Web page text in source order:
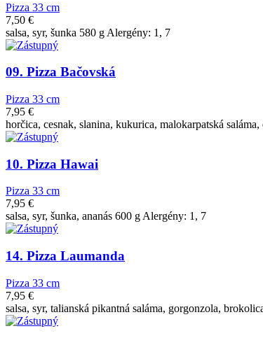
Pizza 33 cm
7,50 €
salsa, syr, šunka 580 g Alergény: 1, 7
09. Pizza Bačovská
Pizza 33 cm
7,95 €
horčica, cesnak, slanina, kukurica, malokarpatská
10. Pizza Hawai
Pizza 33 cm
7,95 €
salsa, syr, šunka, ananás 600 g Alergény: 1, 7
14. Pizza Laumanda
Pizza 33 cm
7,95 €
salsa, syr, talianská pikantná saláma, gorgonzola,